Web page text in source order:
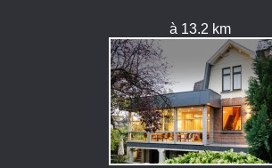
à 13.2 km